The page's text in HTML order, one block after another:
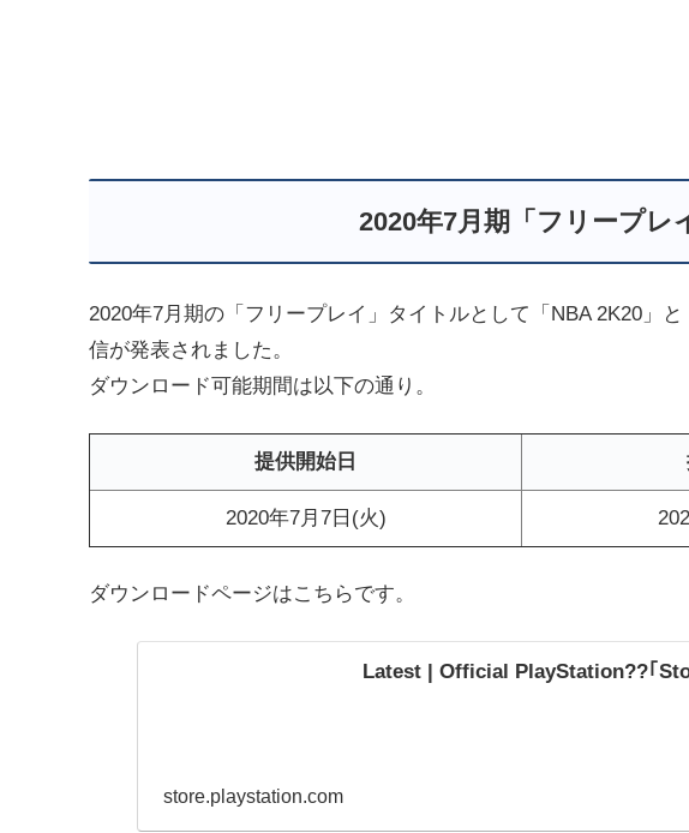
2020年7月期「フリープレ
2020年7月期の「フリープレイ」タイトルとして「NBA 2K20」
信が発表されました。
ダウンロード可能期間は以下の通り。
提供開始日
2020年7月7日(火)
ダウンロードページはこちらです。
Latest | Official PlayStation??｢
store.playstation.com